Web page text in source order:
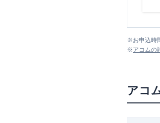
※お申込時
※アコムの
アコ